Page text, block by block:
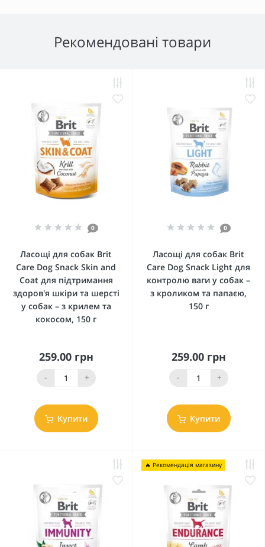
Рекомендовані товари
0
Ласощі для собак Brit
Care Dog Snack Skin and
Coat для підтримання
здоров'я шкіри та шерсті
у собак – з крилем та
кокосом, 150 г
259.00 грн
- +
Купити
0
Ласощі для собак Brit
Care Dog Snack Light для
контролю ваги у собак –
з кроликом та папаєю,
150 г
259.00 грн
- +
Купити
🔥 Рекомендація магазину